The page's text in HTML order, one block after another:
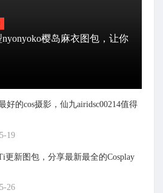
樱岛麻衣图包，让你
好的cos摄影，仙九airidsc00214值得
19
更新图包，分享最新最全的Cosplay
26